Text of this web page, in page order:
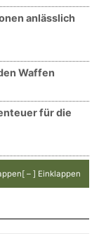
anlässlich
Waffen
für die
[ – ] Einklappen